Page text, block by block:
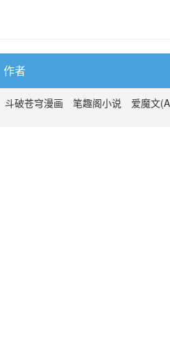
作者
斗破苍穹漫画 笔趣阁小说 爱魔文